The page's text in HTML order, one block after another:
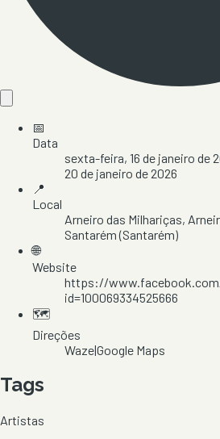
📅
Data
sexta-feira, 16 de janeiro de
20 de janeiro de 2026
📍
Local
Arneiro das Milhariças,
Santarém(Santarém)
🌐
Website
https://
id=100069334525666
🗺️
Direções
Waze|Google Maps
Tags
Artistas